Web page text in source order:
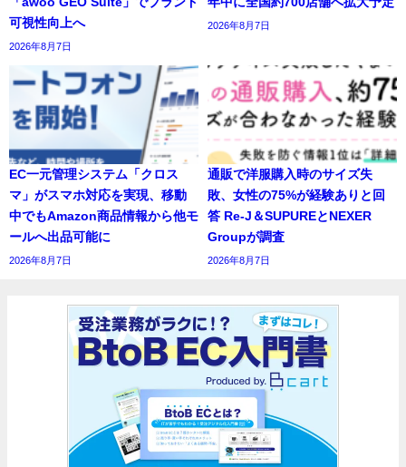
可視性向上へ
2026年8月7日
2026年8月7日
EC一元管理システム「クロス
マ」がスマホ対応を実現、移動
中でもAmazon商品情報から他モ
ールへ出品可能に
2026年8月7日
通販で洋服購入時のサイズ失
敗、女性の75%が経験ありと回
答 Re-J＆SUPUREとNEXER
Groupが調査
2026年8月7日